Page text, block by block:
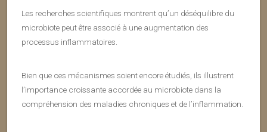
Les recherches scientifiques montrent qu’un déséquilibre du
microbiote peut être associé à une augmentation des
processus inflammatoires.
Bien que ces mécanismes soient encore étudiés, ils illustrent
l’importance croissante accordée au microbiote dans la
compréhension des maladies chroniques et de l’inflammation.